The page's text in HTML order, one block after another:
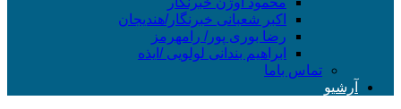
اکبر شعبانی خبرنگار/هندیجان
رضا بوری پور/ رامهرمز
ابراهیم بندانی لولویی /ایذه
تماس باما